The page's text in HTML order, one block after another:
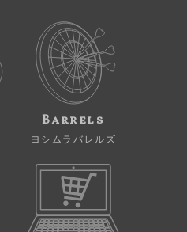
Barrels
ヨシムラバレルズ